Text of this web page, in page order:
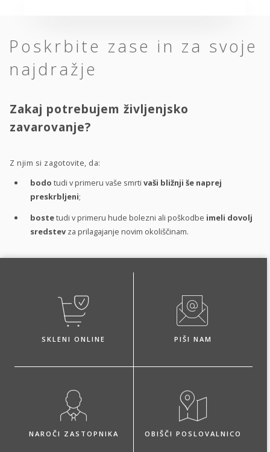
Poskrbite zase in za svoje
najdražje
Zakaj potrebujem življenjsko
zavarovanje?
Z njim si zagotovite, da:
bodo tudi v primeru vaše smrti vaši bližnji še naprej
preskrbljeni;
bostetudi v primeru hude bolezni ali poškodbe imeli dovolj
sredstev za prilagajanje novim okoliščinam.
SKLENI ONLINE PIŠI NAM
NAROČI ZASTOPNIKA OBIŠČI POSLOVALNICO